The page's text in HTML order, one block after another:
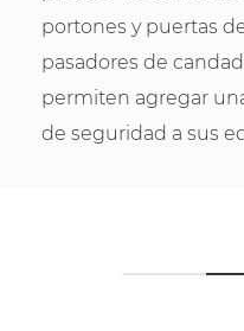
portones y puertas
pasadores de
permiten agregar
de seguridad a sus